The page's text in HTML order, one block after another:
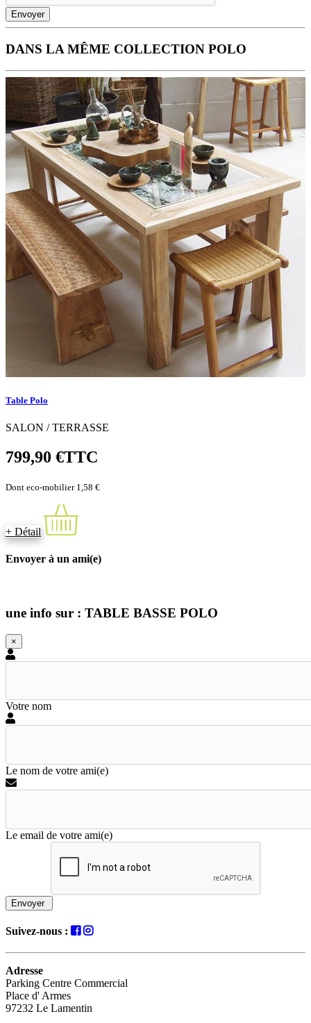
Envoyer
DANS LA MÊME COLLECTION POLO
Table Polo
SALON / TERRASSE
799,90 €TTC
Dont eco-mobilier 1,58 €
+ Détail
Envoyer à un ami(e)
une info sur : TABLE BASSE POLO
×
Votre nom
Le nom de votre ami(e)
Le email de votre ami(e)
Envoyer
Suivez-nous :
Adresse
Parking Centre Commercial
Place d' Armes
97232 Le Lamentin